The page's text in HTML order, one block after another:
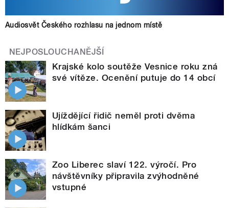
Audiosvět Českého rozhlasu na jednom místě
NEJPOSLOUCHANĚJŠÍ
Krajské kolo soutěže Vesnice roku zná
své vítěze. Ocenění putuje do 14 obcí
Ujíždějící řidič neměl proti dvěma
hlídkám šanci
Zoo Liberec slaví 122. výročí. Pro
návštěvníky připravila zvýhodněné
vstupné